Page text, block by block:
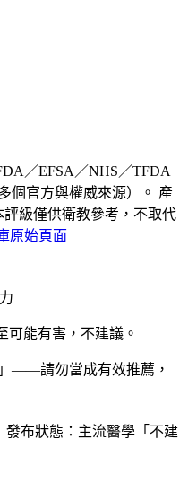
／EFSA／NHS／TFDA
個官方與權威來源）。 產
級僅供衛教參考，不取代
原始頁面
可能有害，不建議。
——請勿當成有效推薦，
布狀態：主流醫學「不建